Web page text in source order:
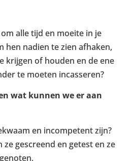
alle tijd en moeite in je
hen nadien te zien afhaken,
krijgen of houden en de ene
te moeten incasseren?
wat kunnen we er aan
en incompetent zijn?
gescreend en getest en ze